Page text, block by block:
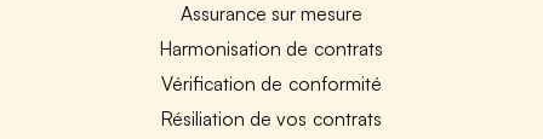
Assurance sur mesure
Harmonisation de contrats
Vérification de conformité
Résiliation de vos contrats